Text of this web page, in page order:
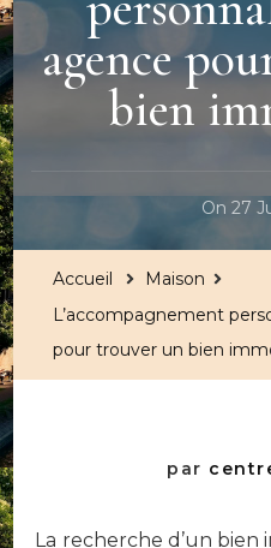
agence
bien
On 27
Accueil
Maison
L’accompagnement
pour trouver un bien
par
La recherche d’un bien